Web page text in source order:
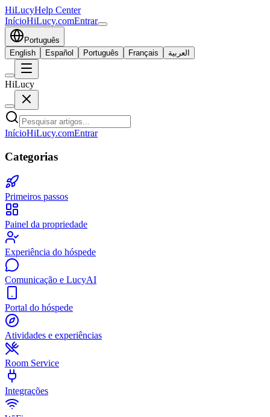
HiLucyHelp Center
InícioHiLucy.comEntrar
Português
English
Español Português Français العربية
HiLucy
InícioHiLucy.comEntrar
Categorias
Primeiros passos
Painel da propriedade
Experiência do hóspede
Comunicação e LucyAI
Portal do hóspede
Atividades e experiências
Room Service
Integrações